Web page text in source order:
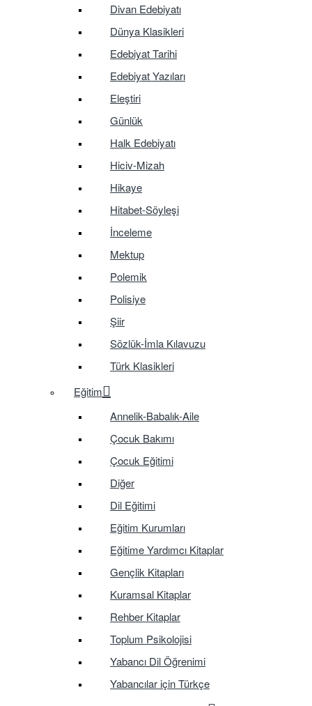
Divan Edebiyatı
Dünya Klasikleri
Edebiyat Tarihi
Edebiyat Yazıları
Eleştiri
Günlük
Halk Edebiyatı
Hiciv-Mizah
Hikaye
Hitabet-Söyleşi
İnceleme
Mektup
Polemik
Polisiye
Şiir
Sözlük-İmla Kılavuzu
Türk Klasikleri
Eğitim
Annelik-Babalık-Aile
Çocuk Bakımı
Çocuk Eğitimi
Diğer
Dil Eğitimi
Eğitim Kurumları
Eğitime Yardımcı Kitaplar
Gençlik Kitapları
Kuramsal Kitaplar
Rehber Kitaplar
Toplum Psikolojisi
Yabancı Dil Öğrenimi
Yabancılar için Türkçe